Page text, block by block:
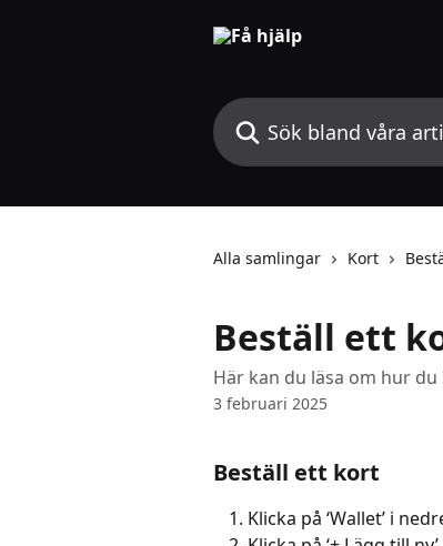
Sök bland våra artiklar …
Alla samlingar Kort
Beställ ett
Här kan du läsa om hur
3 februari 2025
Beställ ett kort
Klicka på ‘Wallet’ i